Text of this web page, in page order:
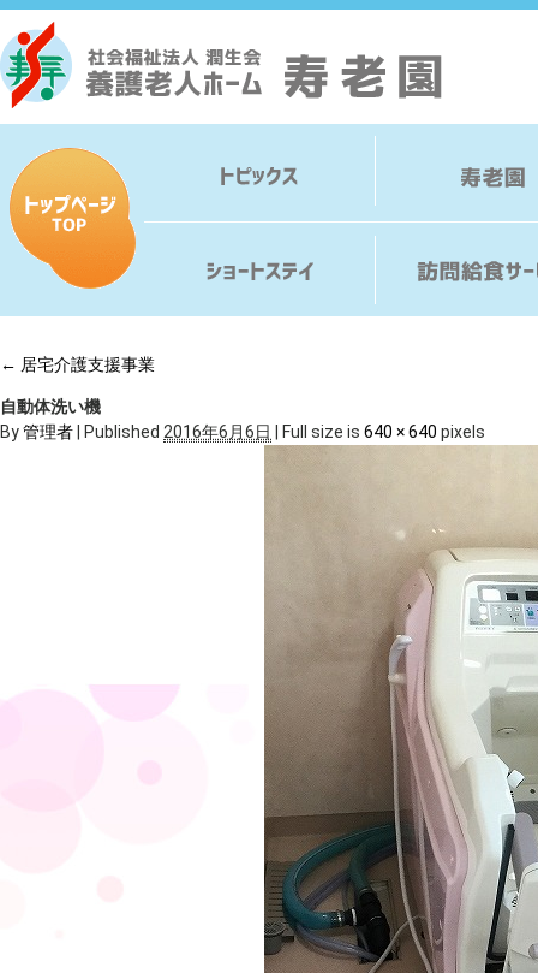
← 居宅介護支援事業
自動体洗い機
By管理者 Published 2016年6月6日 Full size is 640 × 640 pixels